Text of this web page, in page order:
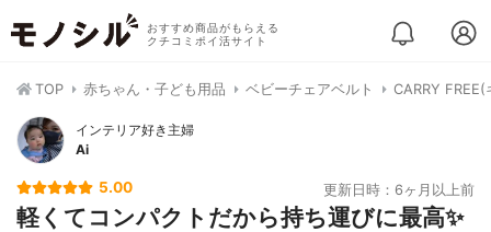
おすすめ商品がもらえる
クチコミポイ活サイト
TOP 赤ちゃん・子ども用品 ベビーチェアベルト CARRY
インテリア好き主婦
Ai
5.00 更新日時：6ヶ月以上前
軽くてコンパクトだから持ち運びに最高✨